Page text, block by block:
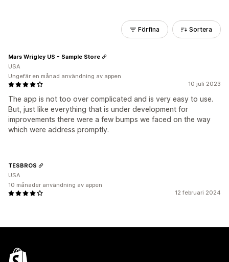
Förfina Sortera
10 juli 2023
The app is not too over complicated and is very easy to use.
But, just like everything that is under development for
improvements there were a few bumps we faced on the way
which were address promptly.
Mars Wrigley US - Sample Store
USA
Ungefär en månad användning av appen
12 februari 2024
TESBROS
USA
10 månader användning av appen